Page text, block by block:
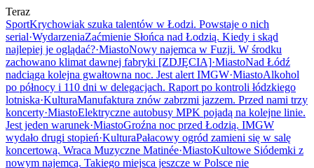
Teraz
SportKrychowiak szuka talentów w Łodzi. Powstaje o nich
serial·WydarzeniaZaćmienie Słońca nad Łodzią. Kiedy i skąd
najlepiej je oglądać?·MiastoNowy najemca w Fuzji. W środku
zachowano klimat dawnej fabryki [ZDJĘCIA]·MiastoNad Łódź
nadciąga kolejna gwałtowna noc. Jest alert IMGW·MiastoAlkohol
po północy i 110 dni w delegacjach. Raport po kontroli łódzkiego
lotniska·KulturaManufaktura znów zabrzmi jazzem. Przed nami trzy
koncerty·MiastoElektryczne autobusy MPK pojadą na kolejne linie.
Jest jeden warunek·MiastoGroźna noc przed Łodzią. IMGW
wydało drugi stopień·KulturaPałacowy ogród zamieni się w salę
koncertową. Wraca Muzyczne Matinée·MiastoKultowe Siódemki z
nowym najemcą. Takiego miejsca jeszcze w Polsce nie